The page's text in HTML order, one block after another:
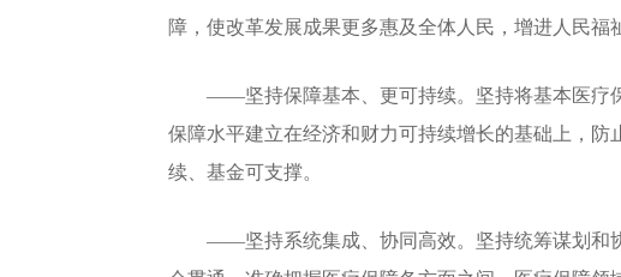
障，使改革发展成果更多惠及全体人民，增进人民福
——坚持保障基本、更可持续。坚持将基本医疗保
保障水平建立在经济和财力可持续增长的基础上，
续、基金可支撑。
——坚持系统集成、协同高效。坚持统筹谋划和协